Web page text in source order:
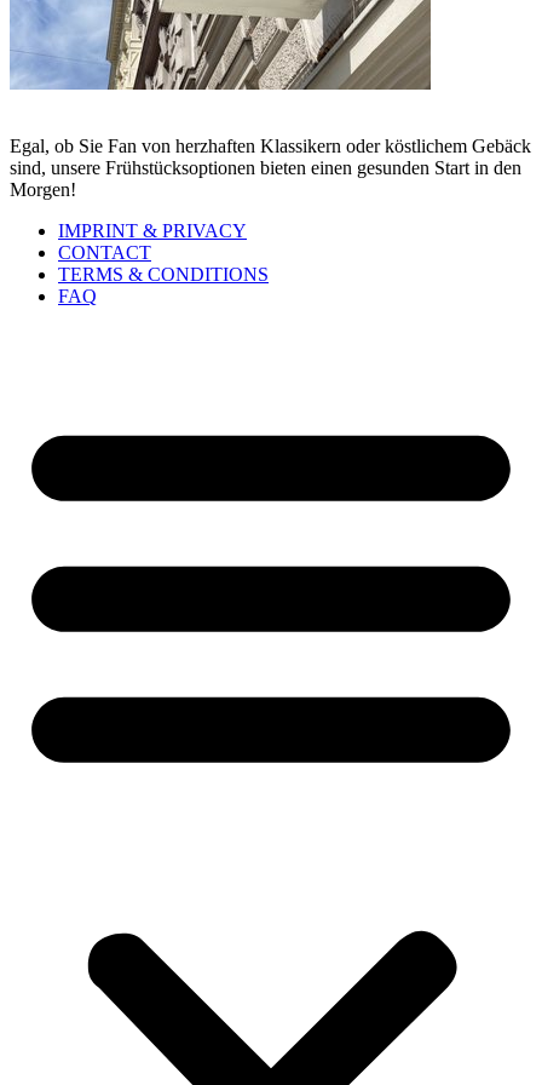
Egal, ob Sie Fan von herzhaften Klassikern oder köstlichem Gebäck
sind, unsere Frühstücksoptionen bieten einen gesunden Start in den
Morgen!
IMPRINT & PRIVACY
CONTACT
TERMS & CONDITIONS
FAQ